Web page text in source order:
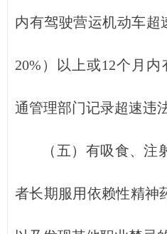
内有驾驶营运机动车超
20%）以上或12个月
通管理部门记录超速违
（五）有吸食、注
者长期服用依赖性精神